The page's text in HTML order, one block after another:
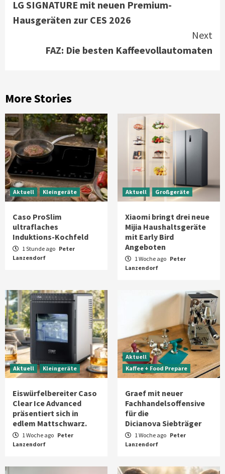
Reading
LG SIGNATURE mit neuen Premium-
Hausgeräten zur CES 2026
Next
FAZ: Die besten Kaffeevollautomaten
More Stories
Aktuell Kleingeräte
Caso ProSlim
ultraflaches
Induktions-Kochfeld
1 Stunde ago Peter
Lanzendorf
Aktuell Großgeräte
Xiaomi bringt drei neue
Mijia Haushaltsgeräte
mit Early Bird
Angeboten
1 Woche ago Peter
Lanzendorf
Aktuell Kleingeräte
Eiswürfelbereiter Caso
Clear Ice Advanced
präsentiert sich in
edlem Mattschwarz.
1 Woche ago Peter
Lanzendorf
Aktuell
Kaffee + Food Prepare
Graef mit neuer
Fachhandelsoffensive
für die
Dicianova Siebträger
1 Woche ago Peter
Lanzendorf